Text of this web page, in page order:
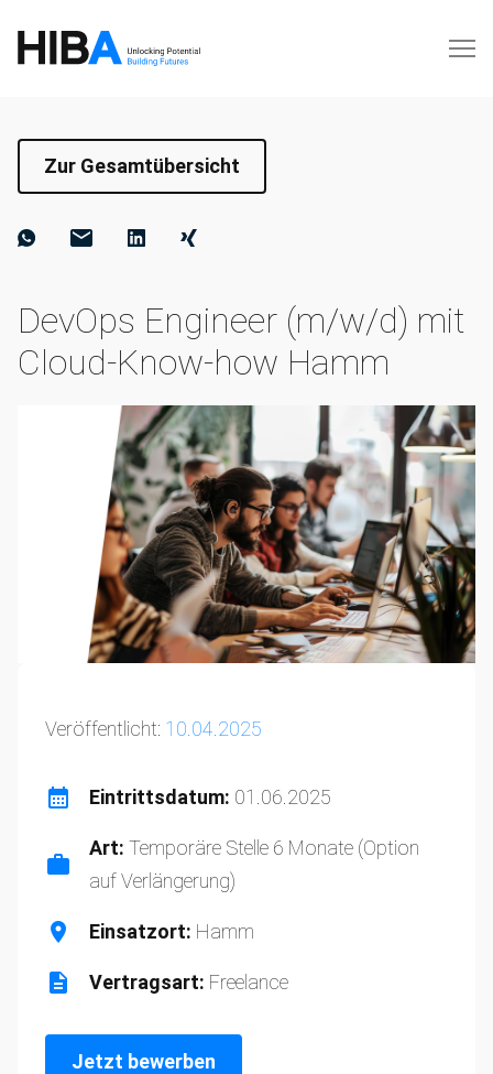
Zur Gesamtübersicht
DevOps Engineer (m/w/d) mit
Cloud-Know-how Hamm
Veröffentlicht: 10.04.2025
Eintrittsdatum: 01.06.2025
Art: Temporäre Stelle 6 Monate (Option
auf Verlängerung)
Einsatzort: Hamm
Vertragsart: Freelance
Jetzt bewerben